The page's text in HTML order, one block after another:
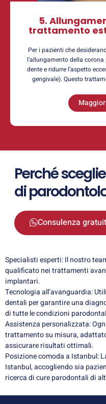
5.
trattamento
Per i pazienti che
l’allungamento della
dente e ridurre l’aspetto
gengivale). Questo
Perché
di
Consulenza
Specialisti esperti: Il nostro
qualificato nei trattamenti
implantari.
Tecnologia all’avanguardia:
dentali per garantire una
di tutte le condizioni
Assistenza personalizzata:
trattamento su misura,
assicurare risultati ottimali.
Posizione comoda a Istanbul:
Istanbul, accogliendo sia
ricerca di cure parodontali di